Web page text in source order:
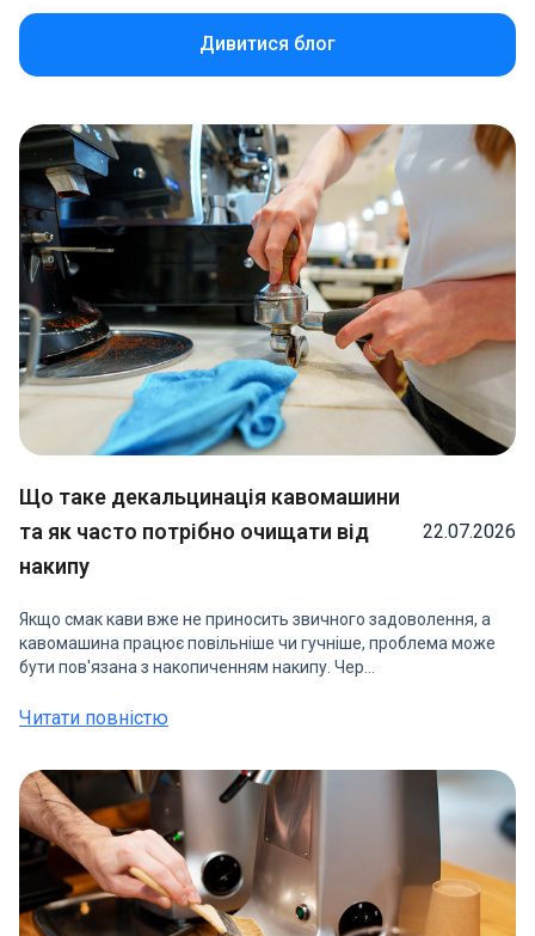
Дивитися блог
Що таке декальцинація кавомашини
та як часто потрібно очищати від
накипу
22.07.2026
Якщо смак кави вже не приносить звичного задоволення, а
кавомашина працює повільніше чи гучніше, проблема може
бути пов'язана з накопиченням накипу. Чер...
Читати повністю